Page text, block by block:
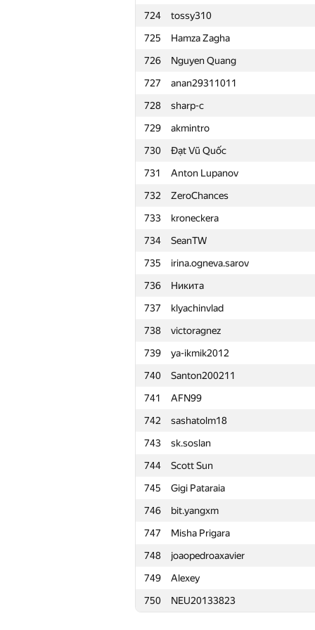
724
tossy310
725
Hamza Zagha
726
Nguyen Quang
727
anan29311011
728
sharp-c
729
akmintro
730
Đạt Vũ Quốc
731
Anton Lupanov
732
ZeroChances
733
kroneckera
734
SeanTW
735
irina.ogneva.sarov
736
Никита
737
klyachinvlad
738
victoragnez
739
ya-ikmik2012
740
Santon200211
741
AFN99
742
sashatolm18
743
sk.soslan
744
Scott Sun
745
Gigi Pataraia
746
bit.yangxm
747
Misha Prigara
748
joaopedroaxavier
749
Alexey
750
NEU20133823
701 mr.erove
702
Ismag-S
703
amir.shaihut
704
Ткачёв Андрей
705
Zhanbolat Kusainov
706
ekremmbal
707
Даниил Горшков
708
sergey040496
709
headsli
710
Zholnin Stanislav
711
Arasmus Inc.
712
馨儀 王
713
ivanger2001
714
warfacenikita
715
Anton Älgmyr
716
adamczh1
717
Игорь Ахметов
718
佳宏 段
719
edik-forever
720
abhishek1997
721
prateek6298
722
n59pro
723
jerry mao
724
tossy310
725
Hamza Zagha
726
Nguyen Quang
727
anan29311011